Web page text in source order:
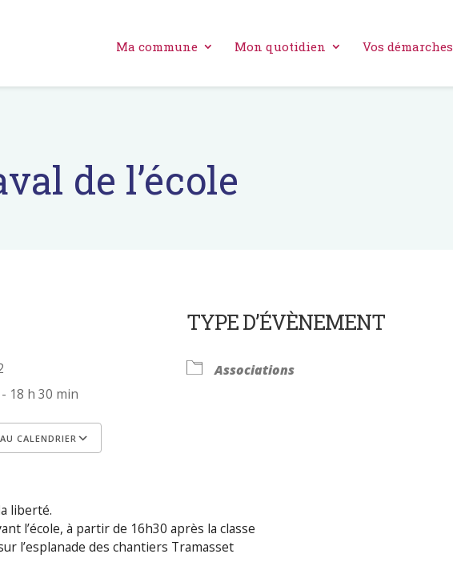
Ma commune Mon quotidien Vos démarches
de l’école
18 h 30 min
CALENDRIER
TYPE D’ÉVÈNEMENT
Associations
liberté.
l’école, à partir de 16h30 après la classe
l’esplanade des chantiers Tramasset